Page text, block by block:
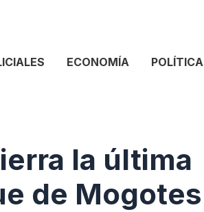
ECONOMÍA POLÍTICA
la última
de Mogotes